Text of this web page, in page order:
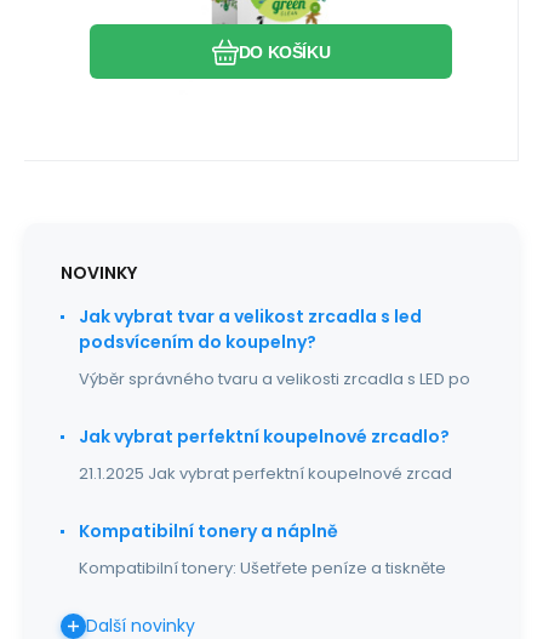
DO KOŠÍKU
Oblíbený
Porovnat
dokonale čisté nádobí. Bezfosfátové
tablety zanechají nádobí
NOVINKY
Jak vybrat tvar a velikost zrcadla s led
podsvícením do koupelny?
Výběr správného tvaru a velikosti zrcadla s LED po
Jak vybrat perfektní koupelnové zrcadlo?
21.1.2025 Jak vybrat perfektní koupelnové zrcad
Kompatibilní tonery a náplně
Kompatibilní tonery: Ušetřete peníze a tiskněte
Další novinky